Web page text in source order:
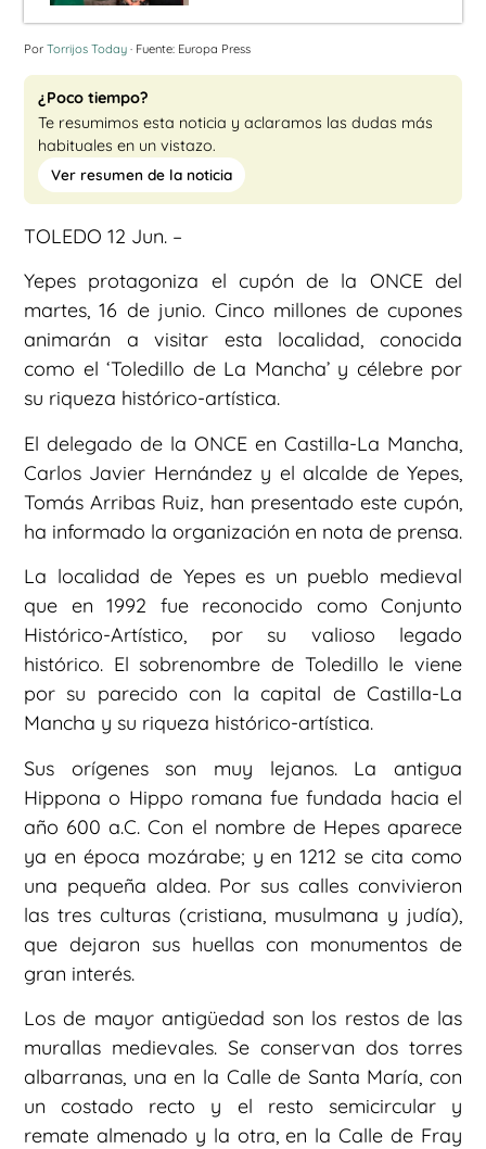
Por Torrijos Today · Fuente: Europa Press
¿Poco tiempo?
Te resumimos esta noticia y aclaramos las dudas más
habituales en un vistazo.
Ver resumen de la noticia
TOLEDO 12 Jun. –
Yepes protagoniza el cupón de la ONCE del
martes, 16 de junio. Cinco millones de cupones
animarán a visitar esta localidad, conocida
como el ‘Toledillo de La Mancha’ y célebre por
su riqueza histórico-artística.
El delegado de la ONCE en Castilla-La Mancha,
Carlos Javier Hernández y el alcalde de Yepes,
Tomás Arribas Ruiz, han presentado este cupón,
ha informado la organización en nota de prensa.
La localidad de Yepes es un pueblo medieval
que en 1992 fue reconocido como Conjunto
Histórico-Artístico, por su valioso legado
histórico. El sobrenombre de Toledillo le viene
por su parecido con la capital de Castilla-La
Mancha y su riqueza histórico-artística.
Sus orígenes son muy lejanos. La antigua
Hippona o Hippo romana fue fundada hacia el
año 600 a.C. Con el nombre de Hepes aparece
ya en época mozárabe; y en 1212 se cita como
una pequeña aldea. Por sus calles convivieron
las tres culturas (cristiana, musulmana y judía),
que dejaron sus huellas con monumentos de
gran interés.
Los de mayor antigüedad son los restos de las
murallas medievales. Se conservan dos torres
albarranas, una en la Calle de Santa María, con
un costado recto y el resto semicircular y
remate almenado y la otra, en la Calle de Fray